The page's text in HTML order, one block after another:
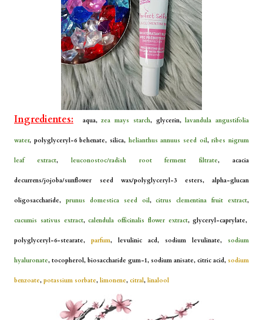
Ingredientes: aqua,zea mays starch, glycerin,lavandula angustifolia
water, polyglyceryl-6 behenate, silica, helianthus annuus seed oil,ribes nigrum
leaf extract,leuconostoc/radish root ferment filtrate, acacia
decurrens/jojoba/sunflower seed wax/polyglyceryl-3 esters, alpha-glucan
oligosaccharide, prunus domestica seed oil,citrus clementina fruit extract,
cucumis sativus extract,calendula officinalis flower extract, glyceryl-caprylate,
polyglyceryl-6-stearate, parfum, levulinic acd, sodium levulinate, sodium
hyaluronate, tocopherol, biosaccharide gum-1, sodium anisate, citric acid, sodium
benzoate, potassium sorbate, limonene, citral, linalool